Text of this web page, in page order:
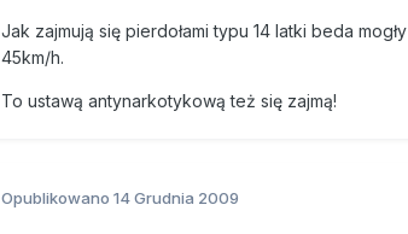
Autorzy opublikowanego w lutym tego roku
Demokracji (podpisali go m.in. byli prezydenci
Jak zajmują się pierdołami typu 14 latki beda
45km/h.
To ustawą antynarkotykową też się zajmą!
Opublikowano 14 Grudnia 2009